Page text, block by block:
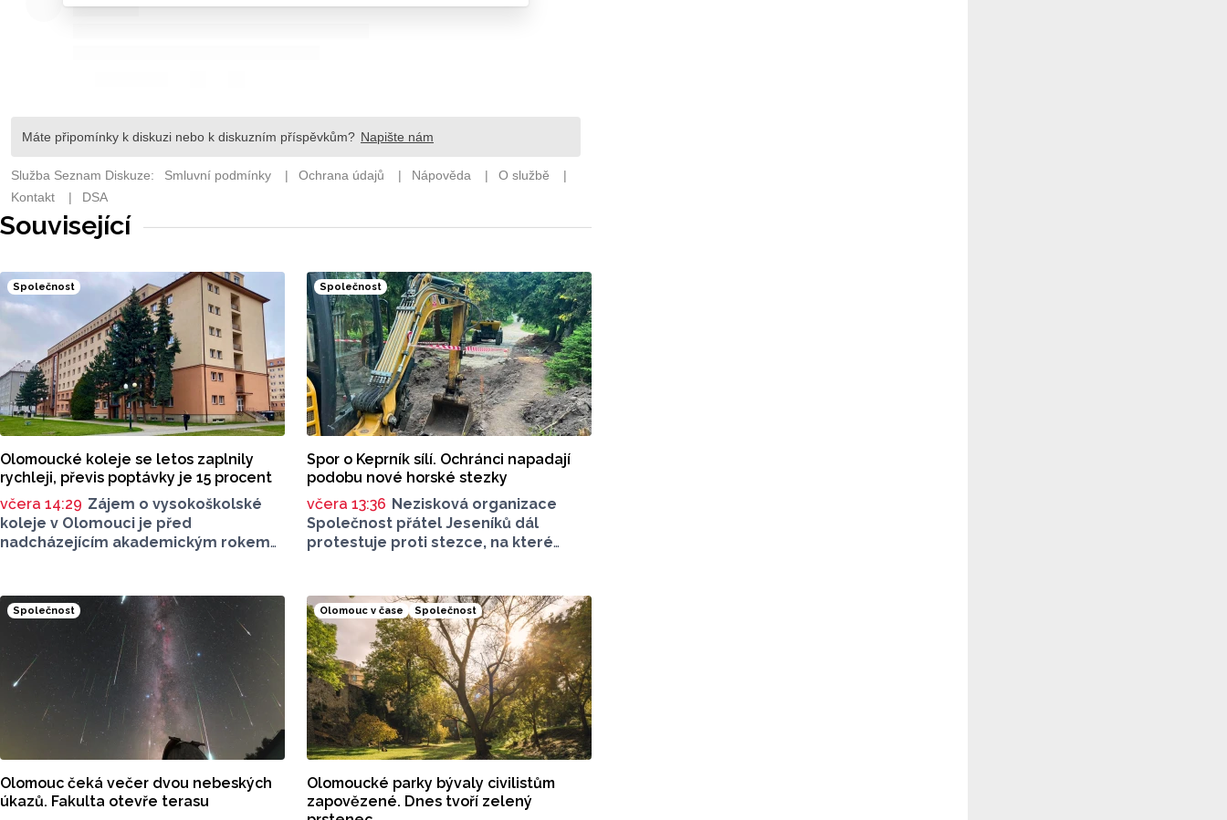
Související
Společnost
Olomoucké koleje se letos zaplnily
rychleji, převis poptávky je 15 procent
včera 14:29 Zájem o vysokoškolské
koleje v Olomouci je před
nadcházejícím akademickým rokem
kapacity. Letošní převis poptávky
je asi 15 procent, řekl ČTK mluvčí
Univerzity Palackého (UP) v Olomouci
Egon Havrlant. Celková kapacita lůžek
na kolejích je letos zhruba 4300,
o dalších přibližně 500 míst se tento
počet navýší příští rok po přestavbě
bloku kolejí J. L. Fischera, doplnil
mluvčí.
Společnost
Spor o Keprník sílí. Ochránci napadají
podobu nové horské stezky
včera 13:36 Nezisková organizace
Společnost přátel Jeseníků dál
protestuje proti stezce, na které
Šerák a Keprník, které turisté hojně
vyhledávají. Stavbou chodníku
se podle odborníků příroda jen
poškodí, chodník mezi vrcholy podle
nich není nutný.
Společnost
Olomouc čeká večer dvou nebeských
úkazů. Fakulta otevře terasu
Olomouc v čase Společnost
Olomoucké parky bývaly civilistům
zapovězené. Dnes tvoří zelený